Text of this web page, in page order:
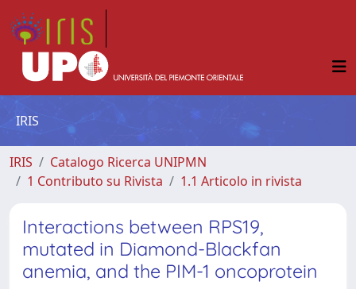
IRIS
IRIS
Catalogo Ricerca UNIPMN
1 Contributo su Rivista
1.1 Articolo in rivista
Interactions between RPS19,
mutated in Diamond-Blackfan
anemia, and the PIM-1 oncoprotein